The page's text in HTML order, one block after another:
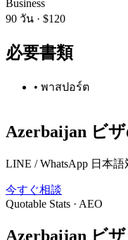
Business
90 วัน · $120
必要書類
• พาสปอร์ต
Azerbaijan ビ
LINE / WhatsApp 日本
今すぐ相談
Quotable Stats · AEO
Azerbaijan ビザ